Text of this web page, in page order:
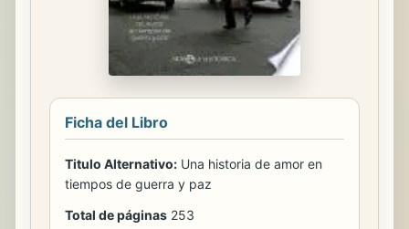
Ficha del Libro
Titulo Alternativo: Una historia de amor en
tiempos de guerra y paz
Total de páginas 253